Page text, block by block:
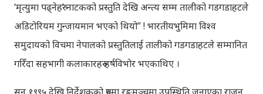
‘मृत्युमा पढ्नेहरु’ नाटकको प्रस्तुति देखि अन्त्य सम्म तालीको गडगडाहटले
अडिटोरियम गुन्जायमान भएको थियो” ! भारतीयभुमिमा विश्व
समुदायको विचमा नेपालको प्रस्तुतिलाई तालीको गडगडाहटले सम्मानित
गरिँदा सहभागी कलाकारहरु हर्षविभोर भएकाथिए ।